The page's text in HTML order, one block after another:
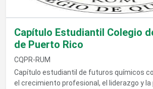
Capítulo Estudiantil Colegio
de Puerto Rico
CQPR-RUM
Capítulo estudiantil de futuros químicos
el crecimiento profesional, el liderazgo y la